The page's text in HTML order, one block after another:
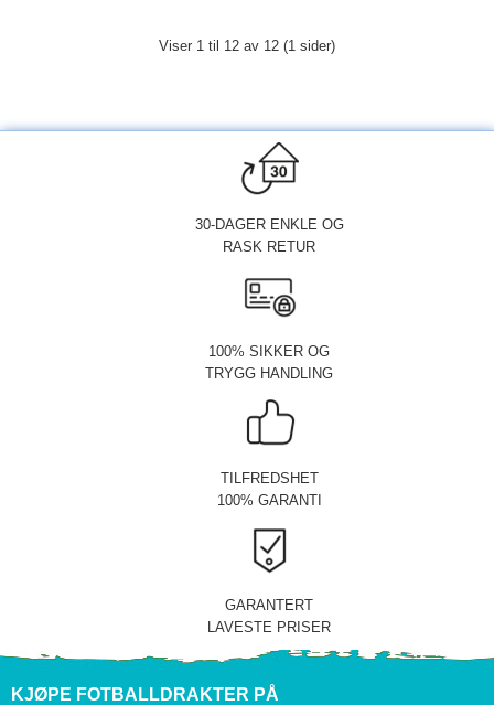
Viser 1 til 12 av 12 (1 sider)
30-DAGER ENKLE OG
RASK RETUR
100% SIKKER OG
TRYGG HANDLING
TILFREDSHET
100% GARANTI
GARANTERT
LAVESTE PRISER
KJØPE FOTBALLDRAKTER PÅ